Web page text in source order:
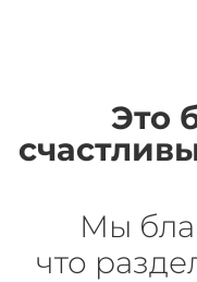
Это
Мы
что